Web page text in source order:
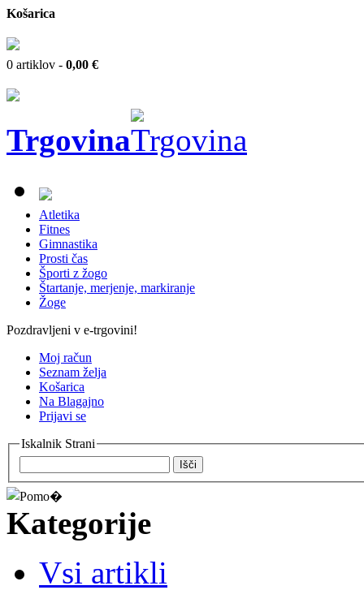
Košarica
0 artiklov - 0,00 €
Trgovina
Atletika
Fitnes
Gimnastika
Prosti čas
Športi z žogo
Štartanje, merjenje, markiranje
Žoge
Pozdravljeni v e-trgovini!
Moj račun
Seznam želja
Košarica
Na Blagajno
Prijavi se
Iskalnik Strani
Išči
Kategorije
Vsi artikli